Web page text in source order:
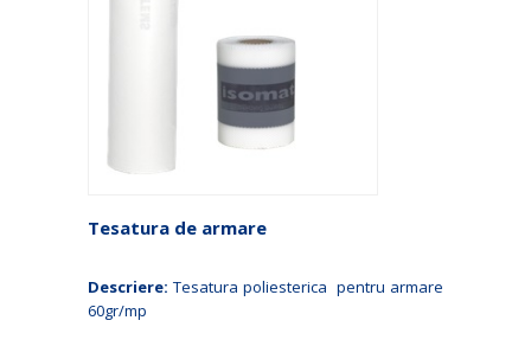
Tesatura de armare
Descriere: Tesatura poliesterica pentru armare
60gr/mp